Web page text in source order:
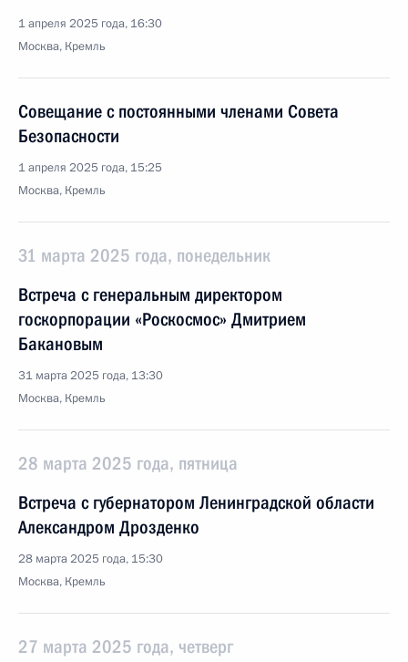
1 апреля 2025 года, 16:30
Москва, Кремль
Совещание с постоянными членами Совета
Безопасности
1 апреля 2025 года, 15:25
Москва, Кремль
31 марта 2025 года, понедельник
Встреча с генеральным директором
госкорпорации «Роскосмос» Дмитрием
Бакановым
31 марта 2025 года, 13:30
Москва, Кремль
28 марта 2025 года, пятница
Встреча с губернатором Ленинградской области
Александром Дрозденко
28 марта 2025 года, 15:30
Москва, Кремль
27 марта 2025 года, четверг